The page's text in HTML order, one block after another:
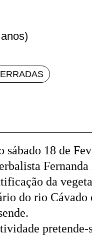
sábado 18 de
da
do rio Cávado